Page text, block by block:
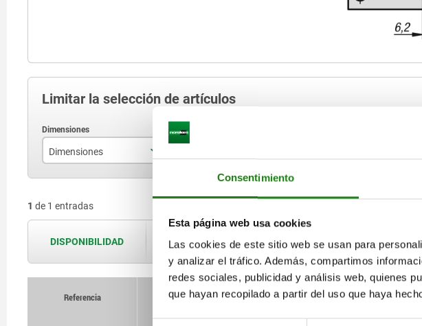
Consentimiento
Esta página web usa cookies
Las cookies de este sitio web se usan para
y analizar el tráfico. Además, compartimos
redes sociales, publicidad y análisis web, quienes
que hayan recopilado a partir del uso que haya
Limitar la selección de artículos
Dimensiones
ver plano
1 de 1 entradas
DISPONIBILIDAD Las disponibilidades se actualizan varias veces al día a intervalos
Referencia
Dimensiones